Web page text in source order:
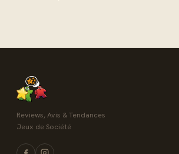
Reviews, Avis & Tendances
Jeux de Société